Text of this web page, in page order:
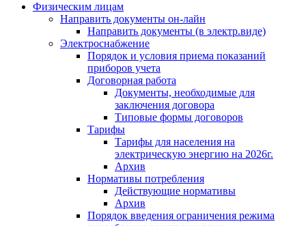
Физическим лицам
Направить документы он-лайн
Направить документы (в электр.виде)
Электроснабжение
Порядок и условия приема показаний
приборов учета
Договорная работа
Документы, необходимые для
заключения договора
Типовые формы договоров
Тарифы
Тарифы для населения на
электрическую энергию на 2026г.
Архив
Нормативы потребления
Действующие нормативы
Архив
Порядок введения ограничения режима